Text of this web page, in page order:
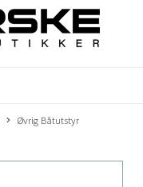
Øvrig Båtutstyr